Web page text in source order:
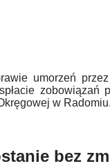
umorzeń
zobowiązań
w Radomiu.
bez